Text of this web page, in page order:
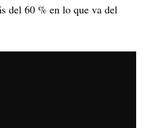
del 60 % en lo que va del